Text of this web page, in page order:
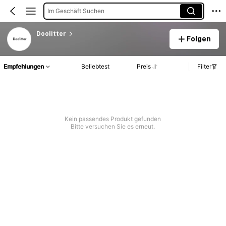
Im Geschäft Suchen
Doolitter
Folgen
Empfehlungen Beliebtest Preis Filter
Kein passendes Produkt gefunden
Bitte versuchen Sie es erneut.